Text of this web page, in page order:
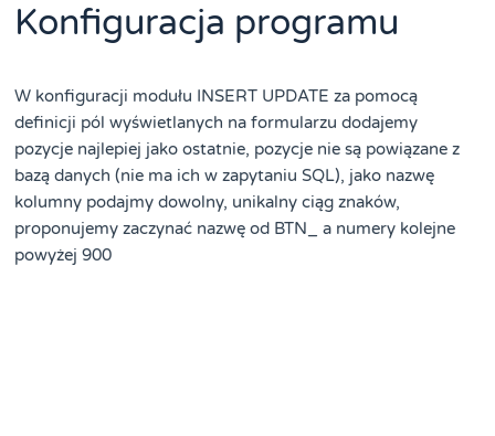
Konfiguracja programu
W konfiguracji modułu INSERT UPDATE za pomocą
definicji pól wyświetlanych na formularzu dodajemy
pozycje najlepiej jako ostatnie, pozycje nie są powiązane z
bazą danych (nie ma ich w zapytaniu SQL), jako nazwę
kolumny podajmy dowolny, unikalny ciąg znaków,
proponujemy zaczynać nazwę od BTN_ a numery kolejne
powyżej 900